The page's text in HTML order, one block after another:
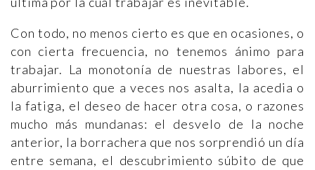
Con todo, no menos cierto es que en ocasiones, o
con cierta frecuencia, no tenemos ánimo para
trabajar. La monotonía de nuestras labores, el
aburrimiento que a veces nos asalta, la acedia o
la fatiga, el deseo de hacer otra cosa, o razones
mucho más mundanas: el desvelo de la noche
anterior, la borrachera que nos sorprendió un día
entre semana, el descubrimiento súbito de que